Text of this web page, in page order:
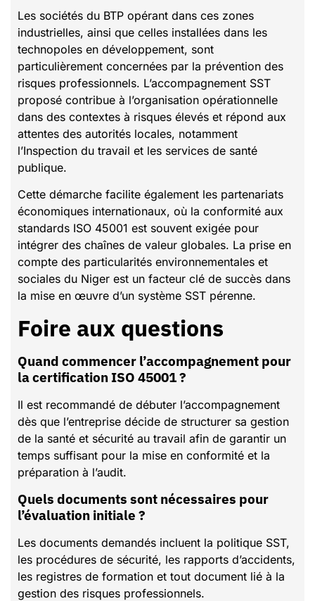
Les sociétés du BTP opérant dans ces zones
industrielles, ainsi que celles installées dans les
technopoles en développement, sont
particulièrement concernées par la prévention des
risques professionnels. L’accompagnement SST
proposé contribue à l’organisation opérationnelle
dans des contextes à risques élevés et répond aux
attentes des autorités locales, notamment
l’Inspection du travail et les services de santé
publique.
Cette démarche facilite également les partenariats
économiques internationaux, où la conformité aux
standards ISO 45001 est souvent exigée pour
intégrer des chaînes de valeur globales. La prise en
compte des particularités environnementales et
sociales du Niger est un facteur clé de succès dans
la mise en œuvre d’un système SST pérenne.
Foire aux questions
Quand commencer l’accompagnement pour
la certification ISO 45001 ?
Il est recommandé de débuter l’accompagnement
dès que l’entreprise décide de structurer sa gestion
de la santé et sécurité au travail afin de garantir un
temps suffisant pour la mise en conformité et la
préparation à l’audit.
Quels documents sont nécessaires pour
l’évaluation initiale ?
Les documents demandés incluent la politique SST,
les procédures de sécurité, les rapports d’accidents,
les registres de formation et tout document lié à la
gestion des risques professionnels.